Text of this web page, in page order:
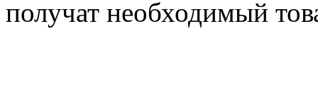
получат необходимый